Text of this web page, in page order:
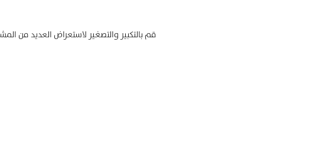
قم بالتكبير والتصغير لاستعراض العديد من